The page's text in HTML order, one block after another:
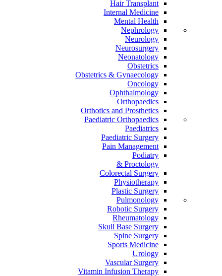
Hair Transplant
Internal Medicine
Mental Health
Nephrology
Neurology
Neurosurgery
Neonatology
Obstetrics
Obstetrics & Gynaecology
Oncology
Ophthalmology
Orthopaedics
Orthotics and Prosthetics
Paediatric Orthopaedics
Paediatrics
Paediatric Surgery
Pain Management
Podiatry
Proctology &
Colorectal Surgery
Physiotherapy
Plastic Surgery
Pulmonology
Robotic Surgery
Rheumatology
Skull Base Surgery
Spine Surgery
Sports Medicine
Urology
Vascular Surgery
Vitamin Infusion Therapy